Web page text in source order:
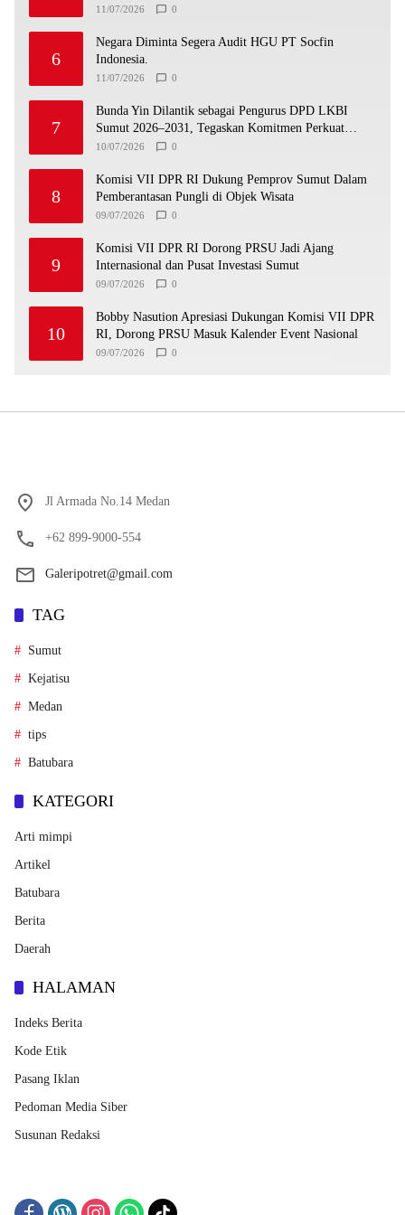
Pengunjung Tinggal Slogan”
11/07/2026 0
6
Negara Diminta Segera Audit HGU PT Socfin
Indonesia.
11/07/2026 0
7
Bunda Yin Dilantik sebagai Pengurus DPD LKBI
Sumut 2026–2031, Tegaskan Komitmen Perkuat
Toleransi dan Kerukunan
10/07/2026 0
8
Komisi VII DPR RI Dukung Pemprov Sumut Dalam
Pemberantasan Pungli di Objek Wisata
09/07/2026 0
9
Komisi VII DPR RI Dorong PRSU Jadi Ajang
Internasional dan Pusat Investasi Sumut
09/07/2026 0
10
Bobby Nasution Apresiasi Dukungan Komisi VII DPR
RI, Dorong PRSU Masuk Kalender Event Nasional
09/07/2026 0
Jl Armada No.14 Medan
+62 899-9000-554
Galeripotret@gmail.com
TAG
Sumut
Kejatisu
Medan
tips
Batubara
KATEGORI
Arti mimpi
Artikel
Batubara
Berita
Daerah
HALAMAN
Indeks Berita
Kode Etik
Pasang Iklan
Pedoman Media Siber
Susunan Redaksi